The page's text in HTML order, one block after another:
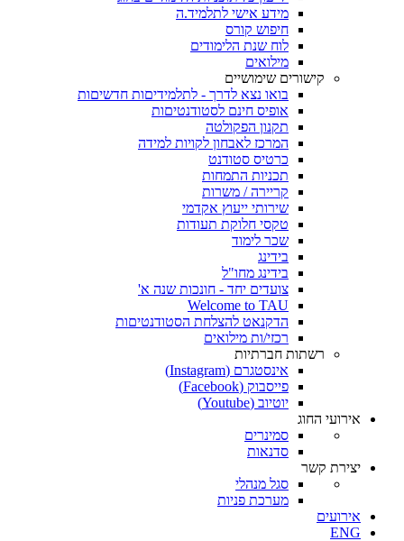
מידע אישי לתלמיד.ה
חיפוש קורס
לוח שנת הלימודים
מילואים
קישורים שימושיים
בואו נצא לדרך - לתלמידיםות חדשיםות
אופיס חינם לסטודנטיםות
תקנון הפקולטה
המרכז לאבחון לקויות למידה
כרטיס סטודנט
תכניות התמחות
קריירה / משרות
שירותי ייעוץ אקדמי
טקסי חלוקת תעודות
שכר לימוד
בידינג
בידינג מחו"ל
צועדים יחד - חונכות שנה א'
Welcome to TAU
הדקנאט להצלחת הסטודנטיםות
רכזי/ות מילואים
רשתות חברתיות
אינסטגרם (Instagram)
פייסבוק (Facebook)
יוטיוב (Youtube)
אירועי החוג
סמינרים
סדנאות
יצירת קשר
סגל מנהלי
מערכת פניות
אירועים
ENG